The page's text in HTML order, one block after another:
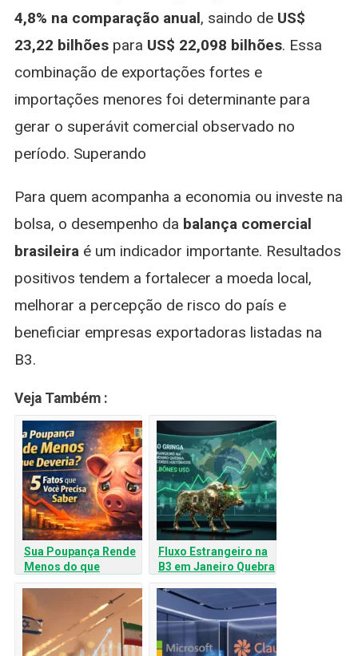
4,8% na comparação anual, saindo de US$
23,22 bilhõespara US$ 22,098 bilhões. Essa
combinação de exportações fortes e
importações menores foi determinante para
gerar o superávit comercial observado no
período. Superando
Para quem acompanha a economia ou investe na
bolsa, o desempenho da balança comercial
brasileiraé um indicador importante. Resultados
positivos tendem a fortalecer a moeda local,
melhorar a percepção de risco do país e
beneficiar empresas exportadoras listadas na
B3.
Veja Também :
Sua Poupança Rende
Menos do que
Deveria? 5 Fatos que
Você Precisa Saber
Fluxo Estrangeiro na
B3 em Janeiro Quebra
Recordes Históricos